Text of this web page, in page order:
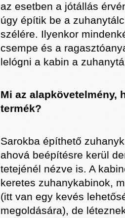
az esetben a jótállás
úgy építik be a
szélére. Ilyenkor
csempe és a
lelógni a kabin a
Mi az alapkövetelmény,
termék?
Sarokba építhető
ahová beépítésre kerül
tetejénél nézve is. A
keretes zuhanykabinok,
(itt van egy kevés
megoldására), de